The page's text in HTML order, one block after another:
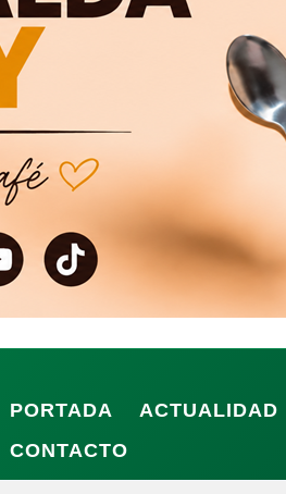
PORTADA ACTUALIDAD
CONTACTO